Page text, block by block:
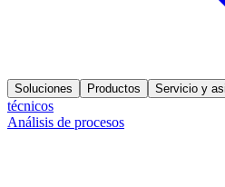
Soluciones Productos Servicio y
técnicos
Análisis de procesos